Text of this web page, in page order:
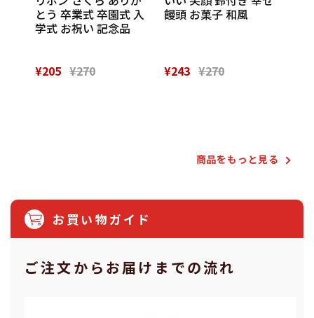
とう 卒業式 卒園式 入
学式 お祝い 記念品
¥205 ¥270
饅頭 お菓子 和風
¥243 ¥270
商品をもっと⾒る
お買い物ガイド
ご注⽂からお届けまでの流れ